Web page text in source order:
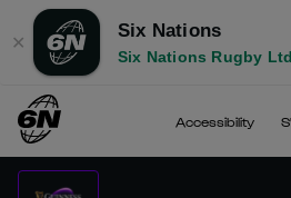
✕
Six Nations
Six Nations Rugby Ltd
Accessibility